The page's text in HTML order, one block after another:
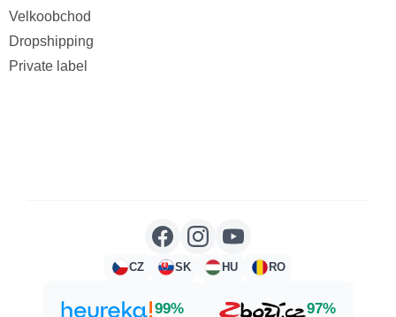
Velkoobchod
Dropshipping
Private label
CZ SK HU RO
99% 97%